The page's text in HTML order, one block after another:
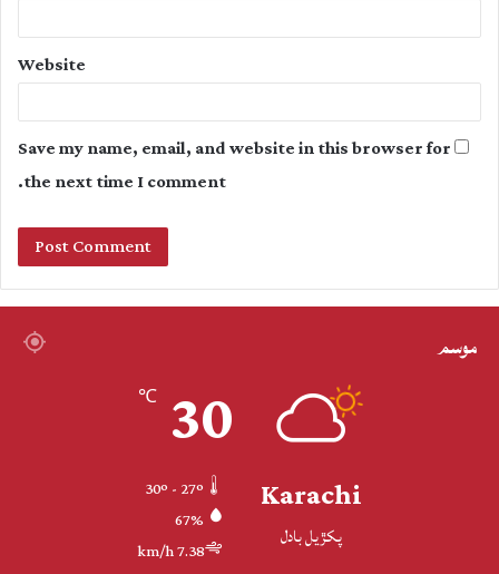
Website
Save my name, email, and website in this browser for
the next time I comment.
موسم
Karachi
پکڙيل بادل
30
℃
67%
7.38 km/h